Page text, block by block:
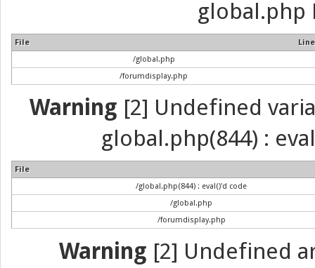
global.php
File
Line
/global.php
/forumdisplay.php
Warning [2] Undefined
global.php(844) :
File
/global.php(844) : eval()'d code
/global.php
/forumdisplay.php
Warning [2] Undefined